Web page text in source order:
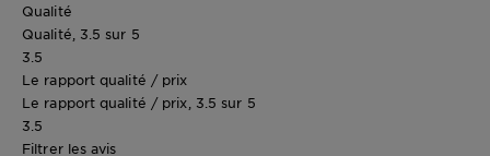
Qualité
Qualité, 3.5 sur 5
3.5
Le rapport qualité / prix
Le rapport qualité / prix, 3.5 sur 5
3.5
Filtrer les avis